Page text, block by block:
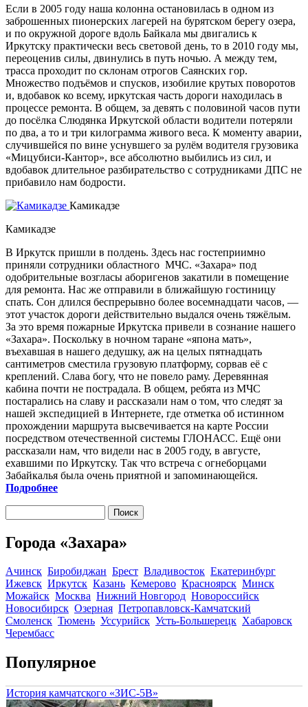
Если в 2005 году наша колонна остановилась в одном из
заброшенных пионерских лагерей на бурятском берегу озера,
и по окружной дороге вдоль Байкала мы двигались к
Иркутску практически весь световой день, то в 2010 году мы,
переоценив силы, двинулись в путь ночью. А между тем,
трасса проходит по склонам отрогов Саянских гор.
Множество подъёмов и спусков, изобилие крутых поворотов
и, вдобавок ко всему, иркутская часть дороги находилась в
процессе ремонта. В общем, за девять с половиной часов пути
до посёлка Слюдянка Иркутской области водители потеряли
по два, а то и три килограмма живого веса. К моменту аварии,
случившейся по вине уснувшего за рулём водителя грузовика
«Мицубиси-Кантор», все абсолютно выбились из сил, и
вдобавок длительное разбирательство с сотрудниками ДПС не
прибавило нам бодрости.
Камикадзе
Камикадзе
В Иркутск пришли в полдень. Здесь нас гостеприимно
приняли сотрудники областного МЧС. «Захара» под
одобрительные возгласы аборигенов закатили в помещение
для ремонта. Нас же отправили в ближайшую гостиницу
спать. Сон длился беспрерывно более восемнадцати часов, —
этот участок дороги действительно выдался очень тяжёлым.
За это время пожарные Иркутска привели в сознание нашего
«Захара». Поскольку в ночном таране «япона мать»,
въехавшая в нашего дедушку, аж на целых пятнадцать
сантиметров сместила грузовую платформу, сорвав её с
креплений. Слава богу, что не повело раму. Деревянная
кабина почти не пострадала. В общем, ребята из МЧС
постарались на славу и рассказали нам о том, что следят за
нашей экспедицией в Интернете, где отметка об истинном
прохождении маршрута высвечивается на карте России
посредством отечественной системы ГЛОНАСС. Ещё они
рассказали нам, что видели нас в 2005 году, в августе,
ехавшими по Иркутску. Так что встреча с огнеборцами
Забайкалья была очень приятной и запоминающейся.
Подробнее
Города «Захара»
Ачинск Биробиджан Брест Владивосток Екатеринбург
Ижевск Иркутск Казань Кемерово Красноярск Минск
Можайск Москва Нижний Новгород Новороссийск
Новосибирск Озерная Петропавловск-Камчатский
Смоленск Тюмень Уссурийск Усть-Большерецк Хабаровск
Черембасс
Популярное
История камчатского «ЗИС-5В»